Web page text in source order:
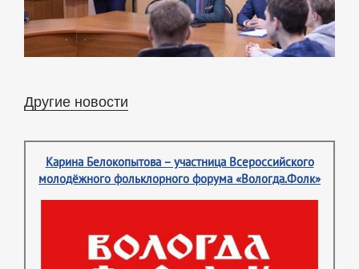
Другие новости
Карина Белокопытова – участница Всероссийского
молодёжного фольклорного форума «Вологда.Фолк»